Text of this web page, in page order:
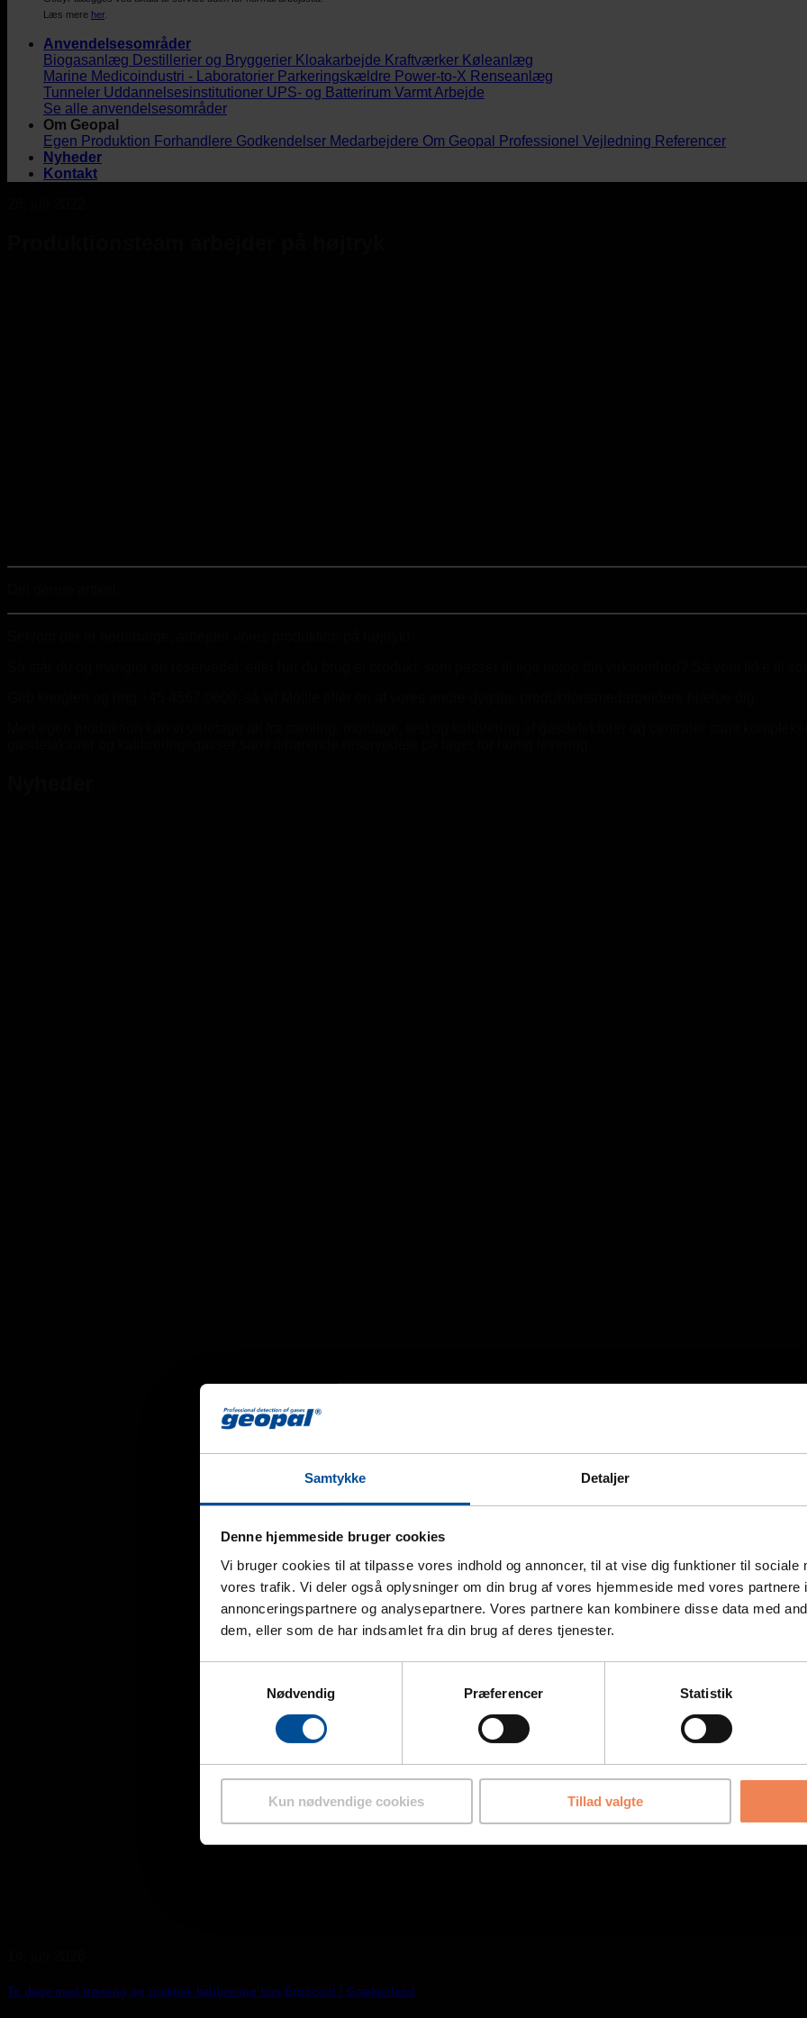
Samtykke Detaljer
Denne hjemmeside bruger cookies
Vi bruger cookies til at tilpasse vores indhold og annoncer, til at vise dig funktioner til sociale
vores trafik. Vi deler også oplysninger om din brug af vores hjemmeside med vores partnere
annonceringspartnere og analysepartnere. Vores partnere kan kombinere disse data med
dem, eller som de har indsamlet fra din brug af deres tjenester.
Nødvendig
Præferencer Statistik
Kun nødvendige cookies Tillad valgte
Læs mere her.
Anvendelsesområder
Biogasanlæg Destillerier og Bryggerier Kloakarbejde Kraftværker Køleanlæg
Marine Medicoindustri - Laboratorier Parkeringskældre Power-to-X Renseanlæg
Tunneler Uddannelsesinstitutioner UPS- og Batterirum Varmt Arbejde
Se alle anvendelsesområder
Om Geopal
Egen Produktion Forhandlere Godkendelser Medarbejdere Om Geopal Professionel Vejledning Referencer
Nyheder
Kontakt
To dage med træning og praktisk kalibrering hos Ergocool i Grækenland